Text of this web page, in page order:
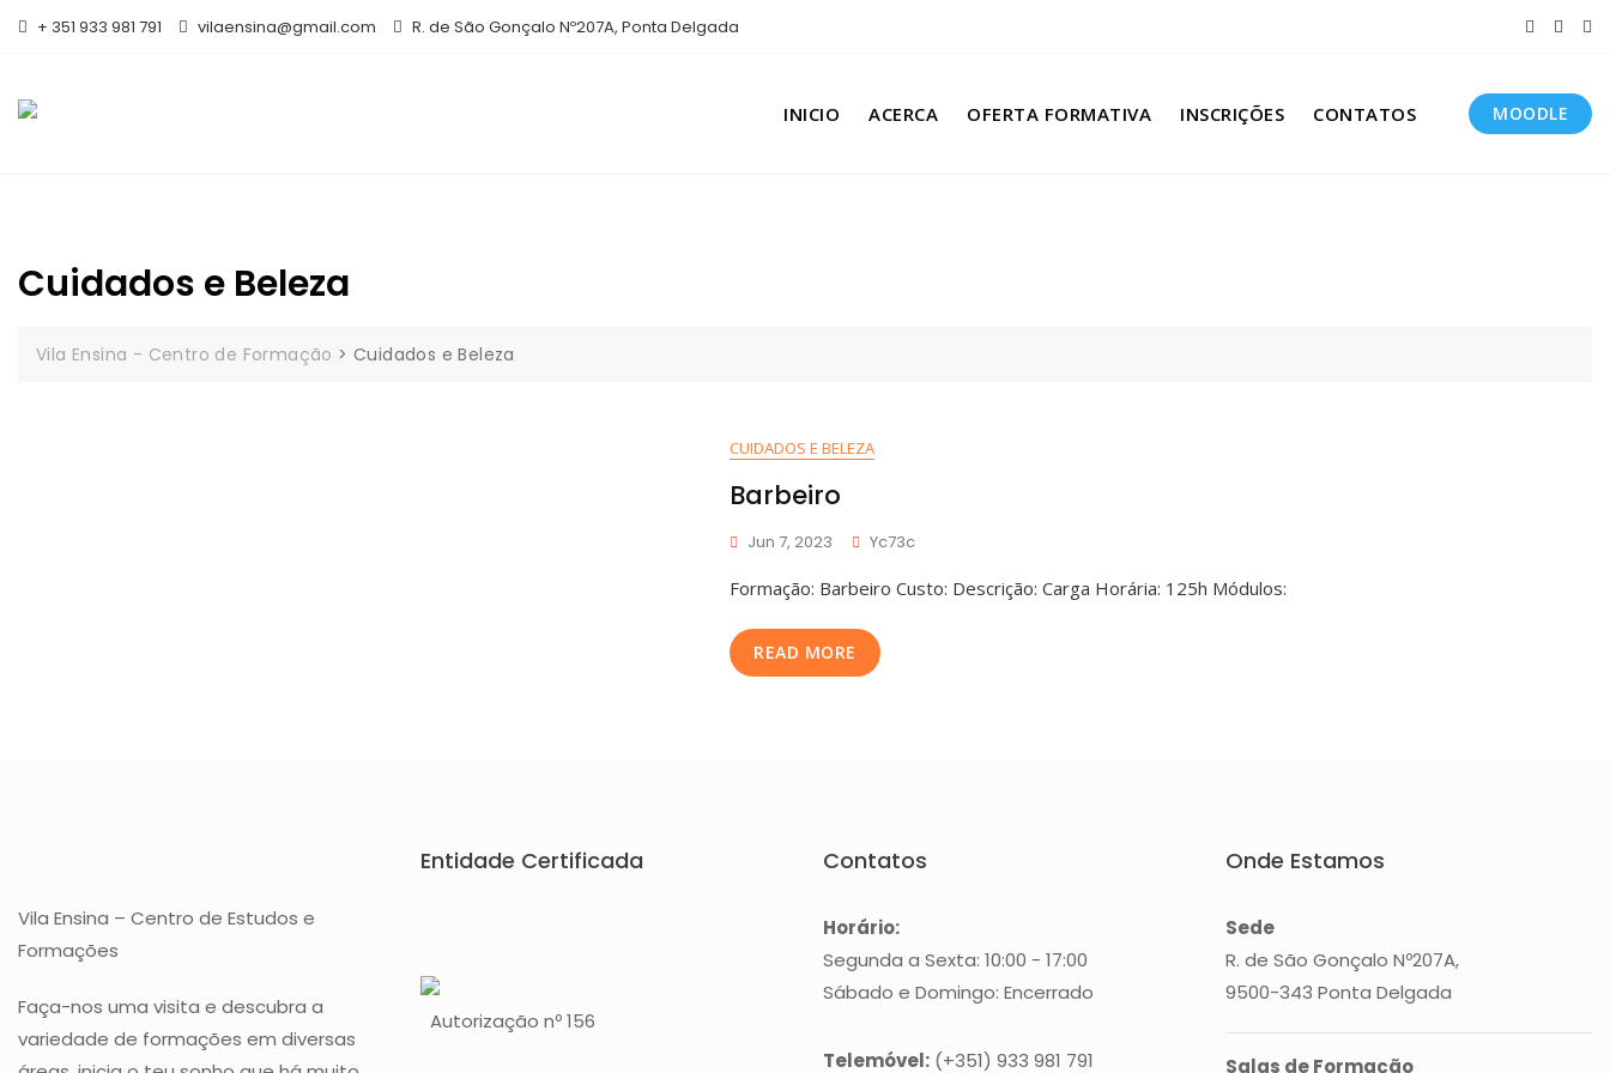
+ 351 933 981 791 vilaensina@gmail.com R. de São Gonçalo Nº207A, Ponta Delgada
INICIO ACERCA OFERTA FORMATIVA INSCRIÇÕES CONTATOS MOODLE
Cuidados e Beleza
Vila Ensina - Centro de Formação >Cuidados e Beleza
CUIDADOS E BELEZA
Barbeiro
Jun 7, 2023 Yc73c
Formação: Barbeiro Custo: Descrição: Carga Horária: 125h Módulos:
READ MORE
Vila Ensina – Centro de Estudos e
Formações
Faça-nos uma visita e descubra a
variedade de formações em diversas
Entidade Certificada
Autorização nº 156
Contatos
Horário:
Segunda a Sexta: 10:00 - 17:00
Sábado e Domingo: Encerrado
Telemóvel: (+351) 933 981 791
Onde Estamos
Sede
R. de São Gonçalo Nº207A,
9500-343 Ponta Delgada
Salas de Formação